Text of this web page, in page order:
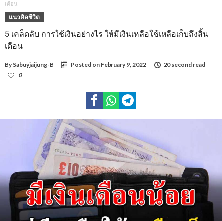
เดือน
แนวคิดชีวิต
5 เคล็ดลับ การใช้เงินอย่างไร ให้มีเงินเหลือใช้เหลือเก็บถึงสิ้น
เดือน
By Sabuyjaijung-B Posted on February 9, 2022
20 second read
0